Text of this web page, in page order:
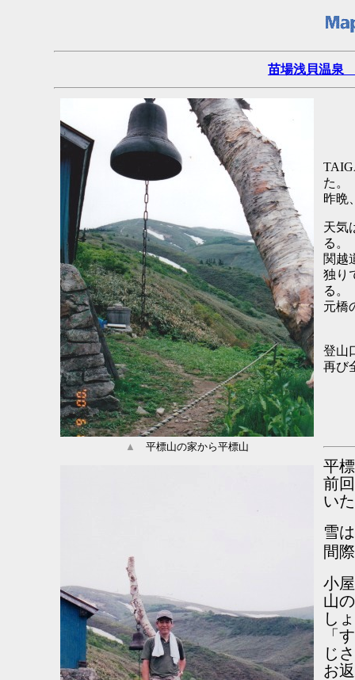
苗場浅貝温泉
た。
昨晩
天気
る。
関越
独り
る。
元橋
登山
再び
▲ 平標山の家から平標山
平
前
い
雪
間
小
山
し
「
じ
お